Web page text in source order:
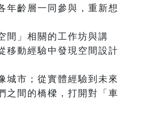
年齡層一同參與，重新想
間」相關的工作坊與講
移動經驗中發現空間設計
城市；從實體經驗到未來
之間的橋樑，打開對「車